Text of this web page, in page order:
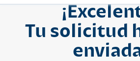
Tu solicitud